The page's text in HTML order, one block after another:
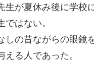
が夏休み後に学校
はない。
しの昔ながらの眼鏡
える 人であった。